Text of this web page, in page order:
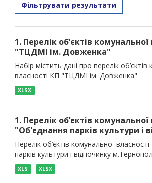
Фільтрувати результати
1. Перелік об’єктів комунальної
"ТЦДМІ ім. Довженка"
Набір містить дані про перелік
власності КП "ТЦДМІ ім. Довженка"
XLSX
1. Перелік об’єктів комунальної
"Об'єднання парків культури і
Перелік об’єктів комунальної
парків культури і відпочинку
XLS XLSX